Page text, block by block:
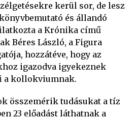
kerül sor, de lesz
és állandó
a Krónika című
Béres László, a Figura
hozzátéve, hogy az
igazodva igyekeznek
a kollokviumnak.
összemérik tudásukat a tíz
23 előadást láthatnak a